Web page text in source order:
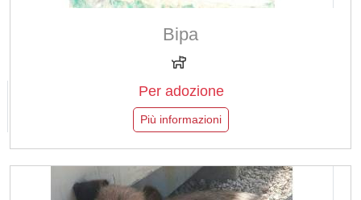
Bipa
Per adozione
Più informazioni